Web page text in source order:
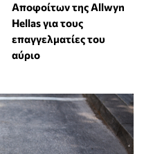
Αποφοίτων της Allwyn
Hellas για τους
επαγγελματίες του
αύριο